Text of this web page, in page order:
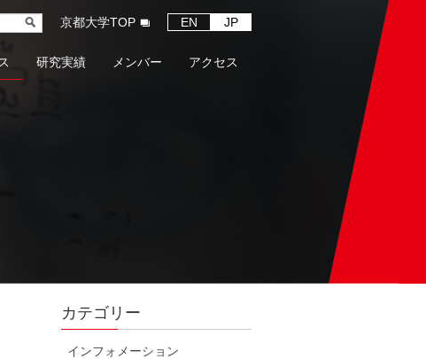
京都大学TOP EN JP
研究実績 メンバー アクセス
カテゴリー
インフォメーション